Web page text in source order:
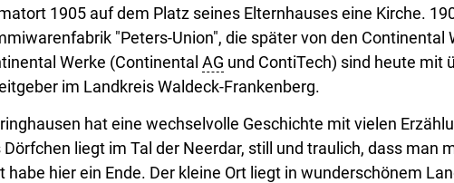
1905 auf dem Platz seines Elternhauses eine Kirche.
"Peters-Union", die später von den Continental
Werke (Continental AG und ContiTech) sind heute mit
im Landkreis Waldeck-Frankenberg.
hat eine wechselvolle Geschichte mit vielen
Dörfchen liegt im Tal der Neerdar, still und traulich, dass man
habe hier ein Ende. Der kleine Ort liegt in wunderschönem